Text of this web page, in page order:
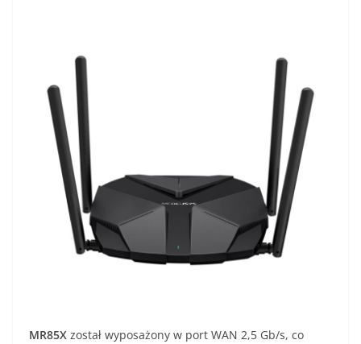
MR85X został wyposażony w port WAN 2,5 Gb/s, co